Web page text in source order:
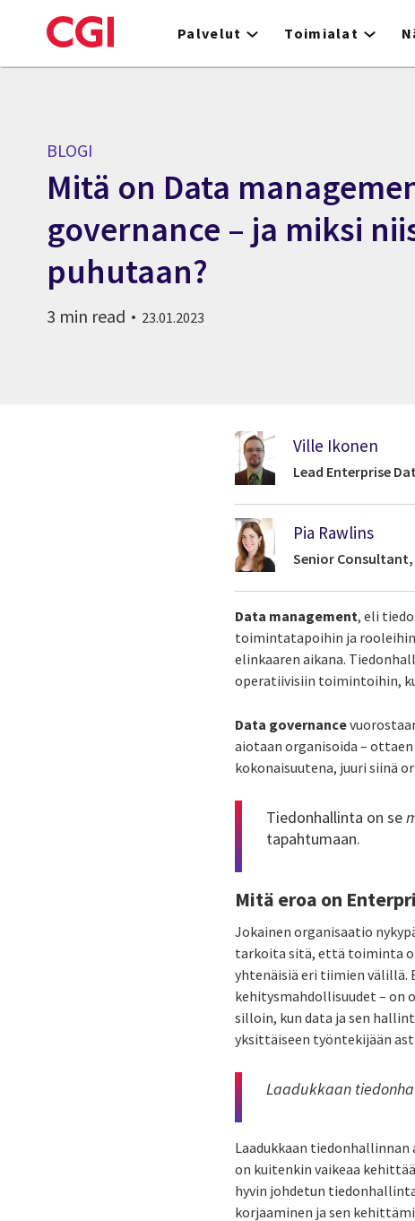
to
Palvelut Toimialat
BLOGI
Mitä on Data
governance – ja miksi
puhutaan?
3 min read 23.01.2023
Ville Ikonen
Lead Enterprise
Pia Rawlins
Senior Consultant,
Data management, eli
toimintatapoihin ja
elinkaaren aikana.
operatiivisiin toimintoihin,
Data governance
aiotaan organisoida –
kokonaisuutena, juuri siinä
Tiedonhallinta on se
tapahtumaan.
Mitä eroa on
Jokainen organisaatio
tarkoita sitä, että toiminta
yhtenäisiä eri tiimien välillä.
kehitysmahdollisuudet – on
silloin, kun data ja sen
yksittäiseen työntekijään
Laadukkaan
Laadukkaan
on kuitenkin vaikeaa
hyvin johdetun
korjaaminen ja sen